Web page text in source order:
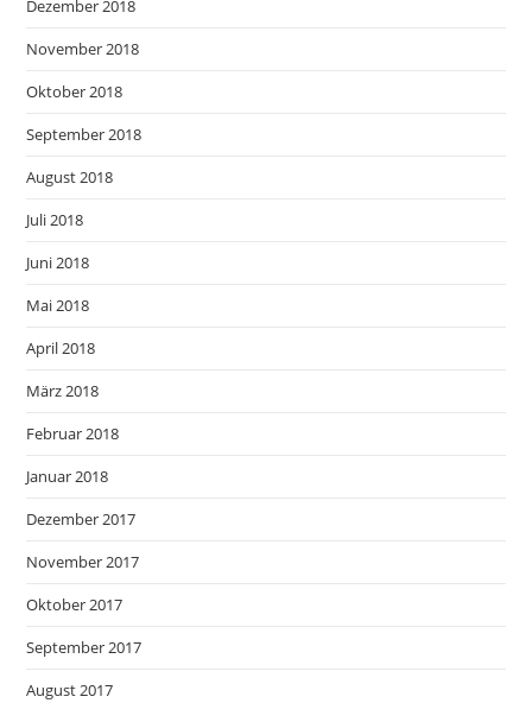
Dezember 2018
November 2018
Oktober 2018
September 2018
August 2018
Juli 2018
Juni 2018
Mai 2018
April 2018
März 2018
Februar 2018
Januar 2018
Dezember 2017
November 2017
Oktober 2017
September 2017
August 2017